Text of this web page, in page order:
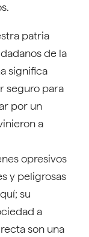
patria
de la
significa
seguro para
por un
a
opresivos
y peligrosas
su
a
son una